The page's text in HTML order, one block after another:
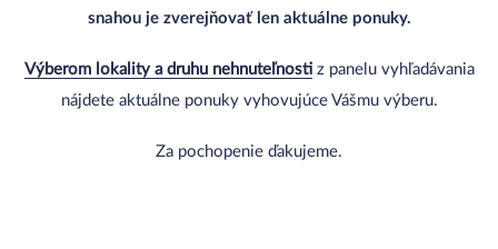
snahou je zverejňovať len aktuálne ponuky.
Výberom lokality a druhu nehnuteľnostiz panelu vyhľadávania
nájdete aktuálne ponuky vyhovujúce Vášmu výberu.
Za pochopenie ďakujeme.